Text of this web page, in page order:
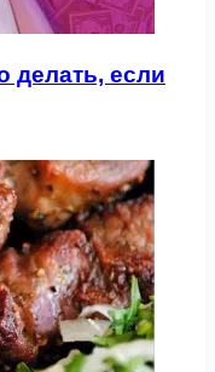
делать, если